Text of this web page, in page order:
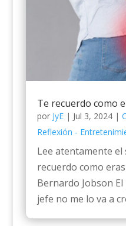
Te recuerdo como
por JyE| Jul 3, 2024|
Reflexión -
Lee atentamente
recuerdo como
Bernardo Jobson
jefe no me lo va a